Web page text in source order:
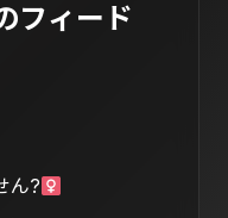
フィード
ん?‍